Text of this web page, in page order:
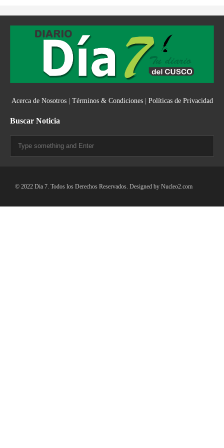
Acerca de Nosotros| Términos & Condiciones| Políticas de Privacidad
Buscar Noticia
© 2022 Dia 7. Todos los Derechos Reservados. Designed by Nucleo2.com